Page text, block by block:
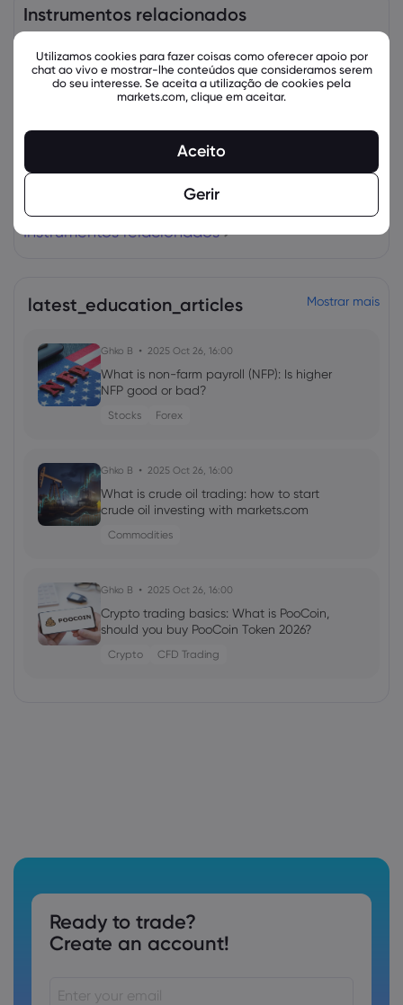
Instrumentos relacionados
Ativo Venda Comprar Alteração (%):
Instrumentos relacionados
latest_education_articles Mostrar mais
Ghko B 2025 Oct 26, 16:00
What is non-farm payroll (NFP): Is higher
NFP good or bad?
Stocks Forex
Ghko B 2025 Oct 26, 16:00
What is crude oil trading: how to start
crude oil investing with markets.com
Commodities
Ghko B 2025 Oct 26, 16:00
Crypto trading basics: What is PooCoin,
should you buy PooCoin Token 2026?
Crypto CFD Trading
Ready to trade?
Create an account!
Utilizamos cookies para fazer coisas como oferecer apoio por
chat ao vivo e mostrar-lhe conteúdos que consideramos serem
do seu interesse. Se aceita a utilização de cookies pela
markets.com, clique em aceitar.
Aceito
Gerir